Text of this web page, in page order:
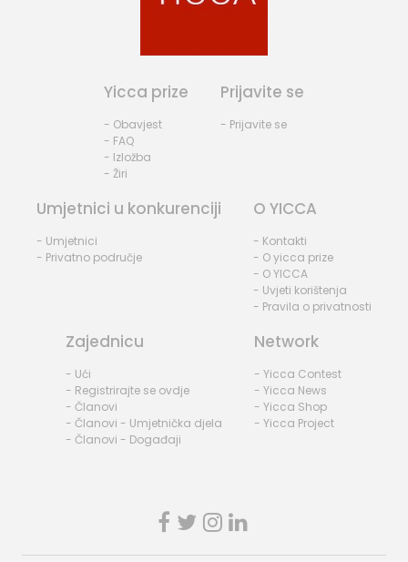
Yicca prize
- Obavjest
- FAQ
- Izložba
- Žiri
Prijavite se
- Prijavite se
Umjetnici u konkurenciji
- Umjetnici
- Privatno područje
O YICCA
- Kontakti
- O yicca prize
- O YICCA
- Uvjeti korištenja
- Pravila o privatnosti
Zajednicu
- Ući
- Registrirajte se ovdje
- Članovi
- Članovi - Umjetnička djela
- Članovi - Događaji
Network
- Yicca Contest
- Yicca News
- Yicca Shop
- Yicca Project